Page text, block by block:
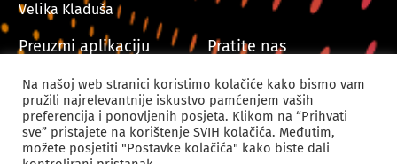
Velika Kladuša
Preuzmi aplikaciju Pratite nas
Na našoj web stranici koristimo kolačiće kako bismo vam
pružili najrelevantnije iskustvo pamćenjem vaših
preferencija i ponovljenih posjeta. Klikom na “Prihvati
sve” pristajete na korištenje SVIH kolačića. Međutim,
možete posjetiti "Postavke kolačića" kako biste dali